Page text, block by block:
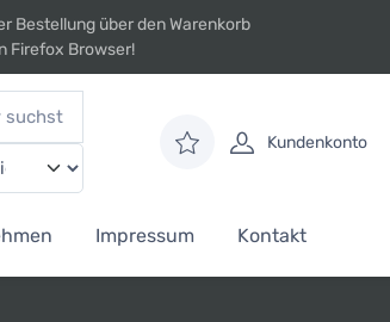
Bestellung über den Warenkorb
Firefox Browser!
Kundenkonto
Impressum Kontakt